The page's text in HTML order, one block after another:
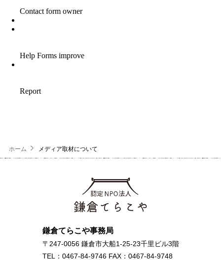
ホーム メディア取材について
鎌倉てらこや事務局
〒247-0056 鎌倉市大船1-25-23千里ビル3階
TEL：0467-84-9746 FAX：0467-84-9748